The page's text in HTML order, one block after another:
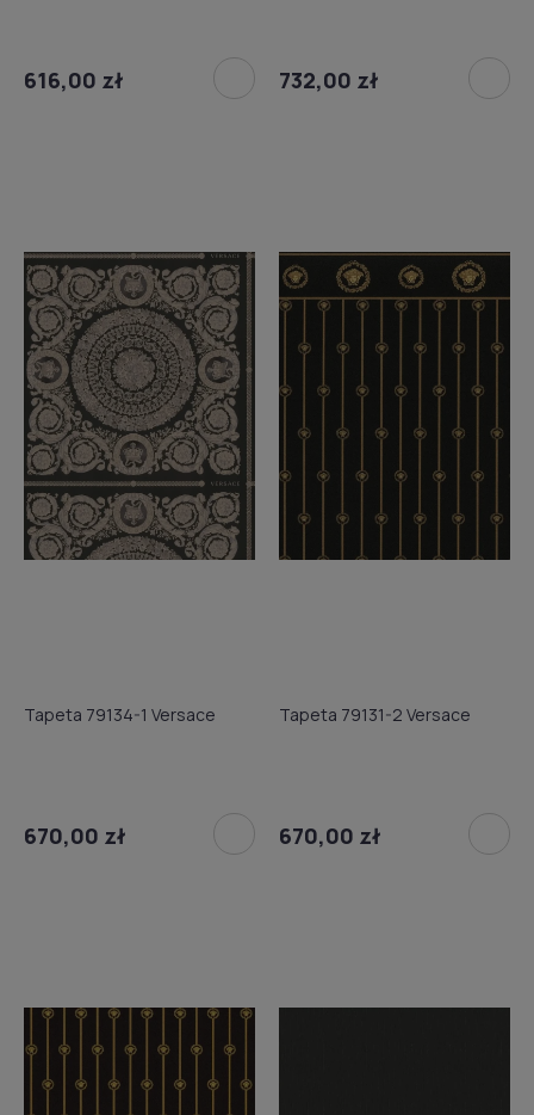
616,00 zł 732,00 zł
Tapeta 79134-1 Versace
670,00 zł
Tapeta 79131-2 Versace
670,00 zł